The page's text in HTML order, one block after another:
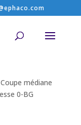
médiane
0-BG